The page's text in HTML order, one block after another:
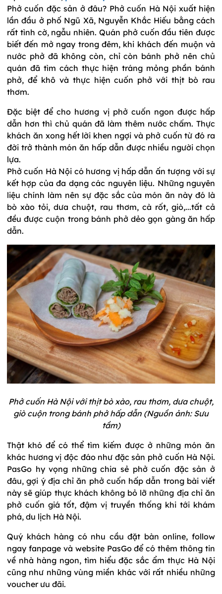
Phở cuốn đặc sản ở đâu? Phở cuốn Hà Nội xuất hiện
lần đầu ở phố Ngũ Xã, Nguyễn Khắc Hiếu bằng cách
rất tình cờ, ngẫu nhiên. Quán phở cuốn đầu tiên được
biết đến mở ngay trong đêm, khi khách đến muộn và
nước phở đã không còn, chỉ còn bánh phở nên chủ
quán đã tìm cách thực hiện tráng mỏng phần bánh
phở, để khô và thực hiện cuốn phở với thịt bò rau
thơm.
Đặc biệt để cho hương vị phở cuốn ngon được hấp
dẫn hơn thì chủ quán đã làm thêm nước chấm. Thực
khách ăn xong hết lời khen ngợi và phở cuốn từ đó ra
đời trở thành món ăn hấp dẫn được nhiều người chọn
lựa.
Phở cuốn Hà Nội có hương vị hấp dẫn ấn tượng với sự
kết hợp của đa dạng các nguyên liệu. Những nguyên
liệu chính làm nên sự đặc sắc của món ăn này đó là
bò xào tỏi, dưa chuột, rau thơm, cà rốt, giò,...tất cả
đều được cuộn trong bánh phở dẻo gọn gàng ăn hấp
dẫn.
Phở cuốn Hà Nội với thịt bò xào, rau thơm, dưa chuột,
giò cuộn trong bánh phở hấp dẫn (Nguồn ảnh: Sưu
tầm)
Thật khó để có thể tìm kiếm được ở những món ăn
khác hương vị độc đáo như đặc sản phở cuốn Hà Nội.
PasGo hy vọng những chia sẻ phở cuốn đặc sản ở
đâu, gợi ý địa chỉ ăn phở cuốn hấp dẫn trong bài viết
này sẽ giúp thực khách không bỏ lỡ những địa chỉ ăn
phở cuốn giá tốt, đậm vị truyền thống khi tới khám
phá, du lịch Hà Nội.
Quý khách hàng có nhu cầu đặt bàn online, follow
ngay fanpage và website PasGo để có thêm thông tin
về nhà hàng ngon, tìm hiểu đặc sắc ẩm thực Hà Nội
cũng như những vùng miền khác với rất nhiều những
voucher ưu đãi.